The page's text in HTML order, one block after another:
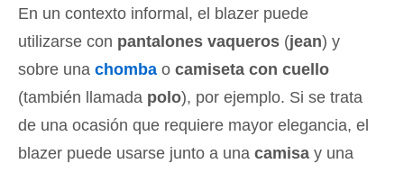
En un contexto informal, el blazer puede
utilizarse con pantalones vaqueros (jean) y
sobre una chomba o camiseta con cuello
(también llamada polo), por ejemplo. Si se trata
de una ocasión que requiere mayor elegancia, el
blazer puede usarse junto a una camisa y una